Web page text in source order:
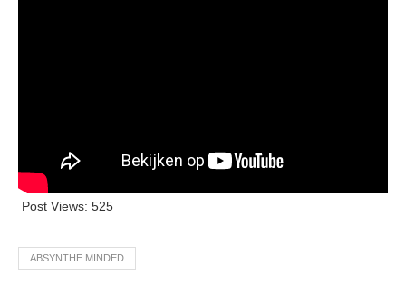
Post Views: 525
ABSYNTHE MINDED